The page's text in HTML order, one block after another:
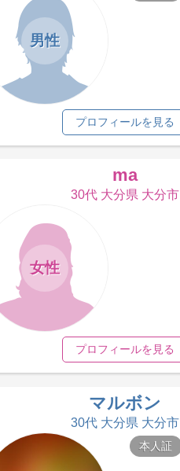
男性
プロフィールを見る
ma
30代 大分県 大分市
女性
プロフィールを見る
マルボン
30代 大分県 大分市
本人証